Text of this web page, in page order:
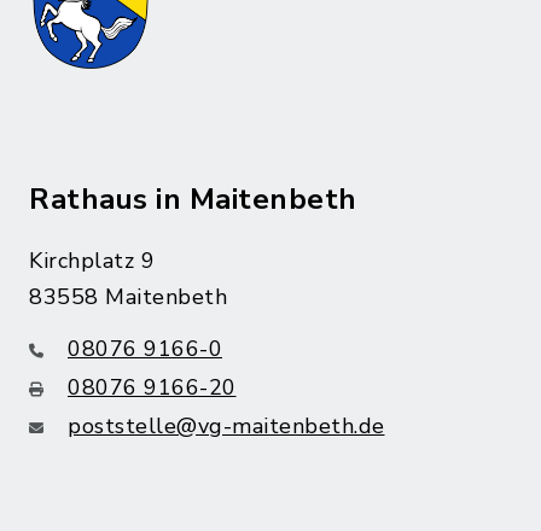
Rathaus in Maitenbeth
Kirchplatz 9
83558 Maitenbeth
08076 9166-0
08076 9166-20
poststelle@vg-maitenbeth.de